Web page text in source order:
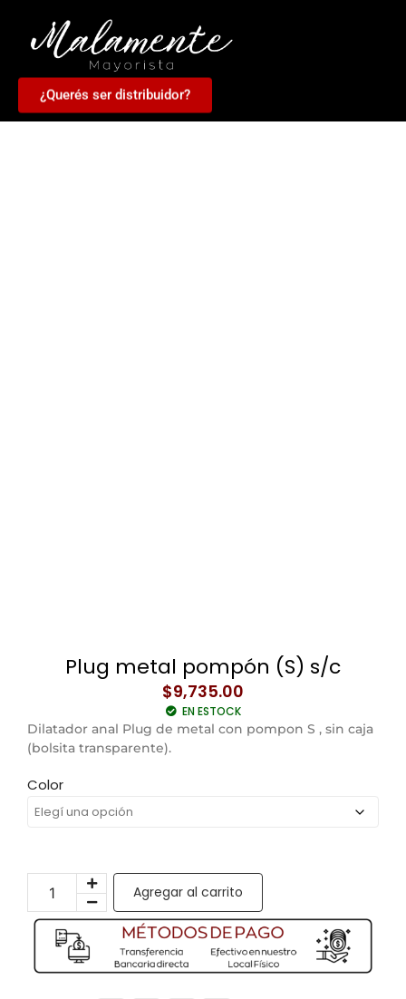
¿Querés ser distribuidor?
Plug metal pompón (S) s/c
$9,735.00
EN ESTOCK
Dilatador anal Plug de metal con pompon S , sin caja
(bolsita transparente).
Color
Agregar al carrito